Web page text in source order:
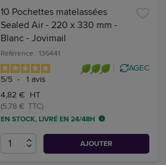
10 Pochettes matelassées
Sealed Air - 220 x 330 mm -
Blanc - Jovimail
Référence : 136441
5/5 - 1 avis
AGEC
4,82 € HT
(5,78 € TTC)
EN STOCK, LIVRÉ EN 24/48H
AJOUTER